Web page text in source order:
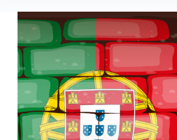
candidatos
pelo
distrito
de
Beja